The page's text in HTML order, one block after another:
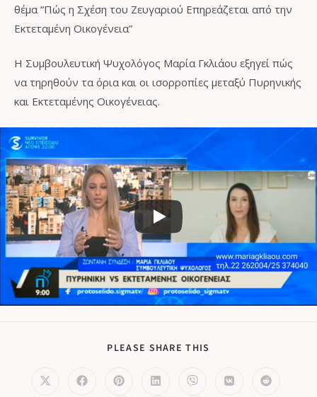
θέμα “Πώς η Σχέση του Ζευγαριού Επηρεάζεται από την
Εκτεταμένη Οικογένεια”
Η Συμβουλευτική Ψυχολόγος Μαρία Γκλιάου εξηγεί πώς
να τηρηθούν τα όρια και οι ισορροπίες μεταξύ Πυρηνικής
και Εκτεταμένης Οικογένειας.
PLEASE SHARE THIS